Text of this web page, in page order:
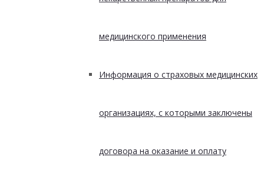
медицинского применения
Информация о страховых медицинских
организациях, с которыми заключены
договора на оказание и оплату